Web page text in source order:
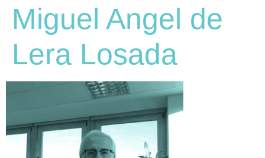
Miguel Angel de
Lera Losada